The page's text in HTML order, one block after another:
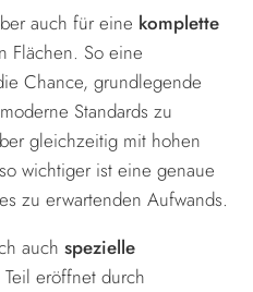
auch für eine komplette
Flächen. So eine
Chance, grundlegende
Standards zu
gleichzeitig mit hohen
wichtiger ist eine genaue
zu erwartenden Aufwands.
auchspezielle
eröffnet durch